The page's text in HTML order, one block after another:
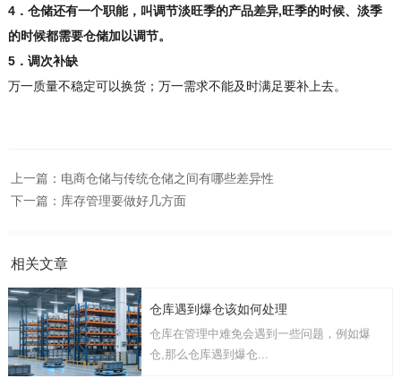
4．仓储还有一个职能，叫调节淡旺季的产品差异,旺季的时候、淡季
的时候都需要仓储加以调节。
5．调次补缺
万一质量不稳定可以换货；万一需求不能及时满足要补上去。
上一篇： 电商仓储与传统仓储之间有哪些差异性
下一篇： 库存管理要做好几方面
相关文章
仓库遇到爆仓该如何处理
仓库在管理中难免会遇到一些问题，例如爆
仓,那么仓库遇到爆仓...